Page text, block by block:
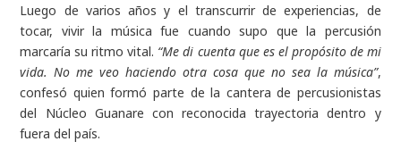
Luego de varios años y el transcurrir de experiencias, de
tocar, vivir la música fue cuando supo que la percusión
marcaría su ritmo vital. “Me di cuenta que es el propósito de mi
vida. No me veo haciendo otra cosa que no sea la música”,
confesó quien formó parte de la cantera de percusionistas
del Núcleo Guanare con reconocida trayectoria dentro y
fuera del país.